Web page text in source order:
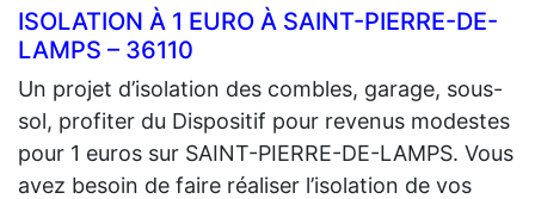
ISOLATION À 1 EURO À SAINT-PIERRE-DE-
LAMPS – 36110
Un projet d’isolation des combles, garage, sous-
sol, profiter du Dispositif pour revenus modestes
pour 1 euros sur SAINT-PIERRE-DE-LAMPS. Vous
avez besoin de faire réaliser l’isolation de vos